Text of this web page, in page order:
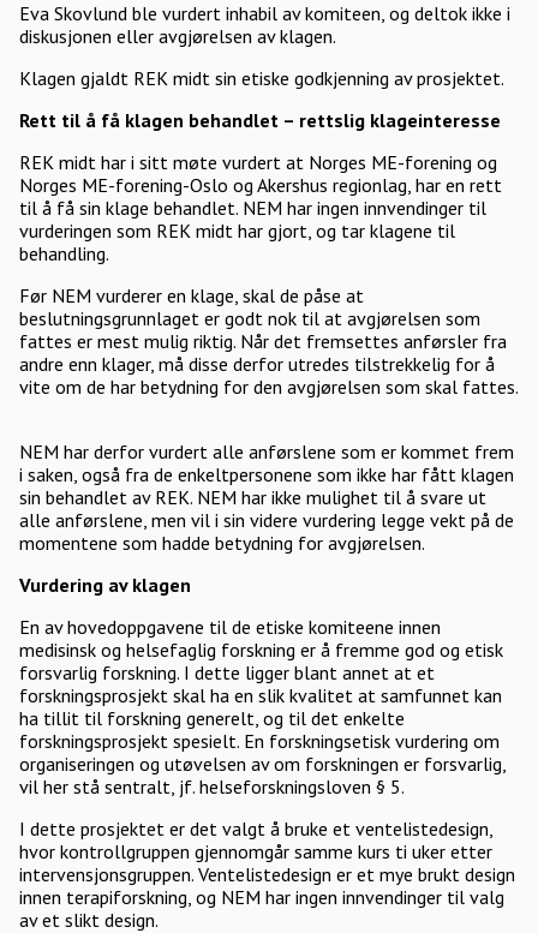
Eva Skovlund ble vurdert inhabil av komiteen, og deltok ikke i
diskusjonen eller avgjørelsen av klagen.
Klagen gjaldt REK midt sin etiske godkjenning av prosjektet.
Rett til å få klagen behandlet – rettslig klageinteresse
REK midt har i sitt møte vurdert at Norges ME-forening og
Norges ME-forening-Oslo og Akershus regionlag, har en rett
til å få sin klage behandlet. NEM har ingen innvendinger til
vurderingen som REK midt har gjort, og tar klagene til
behandling.
Før NEM vurderer en klage, skal de påse at
beslutningsgrunnlaget er godt nok til at avgjørelsen som
fattes er mest mulig riktig. Når det fremsettes anførsler fra
andre enn klager, må disse derfor utredes tilstrekkelig for å
vite om de har betydning for den avgjørelsen som skal fattes.
NEM har derfor vurdert alle anførslene som er kommet frem
i saken, også fra de enkeltpersonene som ikke har fått klagen
sin behandlet av REK. NEM har ikke mulighet til å svare ut
alle anførslene, men vil i sin videre vurdering legge vekt på de
momentene som hadde betydning for avgjørelsen.
Vurdering av klagen
En av hovedoppgavene til de etiske komiteene innen
medisinsk og helsefaglig forskning er å fremme god og etisk
forsvarlig forskning. I dette ligger blant annet at et
forskningsprosjekt skal ha en slik kvalitet at samfunnet kan
ha tillit til forskning generelt, og til det enkelte
forskningsprosjekt spesielt. En forskningsetisk vurdering om
organiseringen og utøvelsen av om forskningen er forsvarlig,
vil her stå sentralt, jf. helseforskningsloven § 5.
I dette prosjektet er det valgt å bruke et ventelistedesign,
hvor kontrollgruppen gjennomgår samme kurs ti uker etter
intervensjonsgruppen. Ventelistedesign er et mye brukt design
innen terapiforskning, og NEM har ingen innvendinger til valg
av et slikt design.